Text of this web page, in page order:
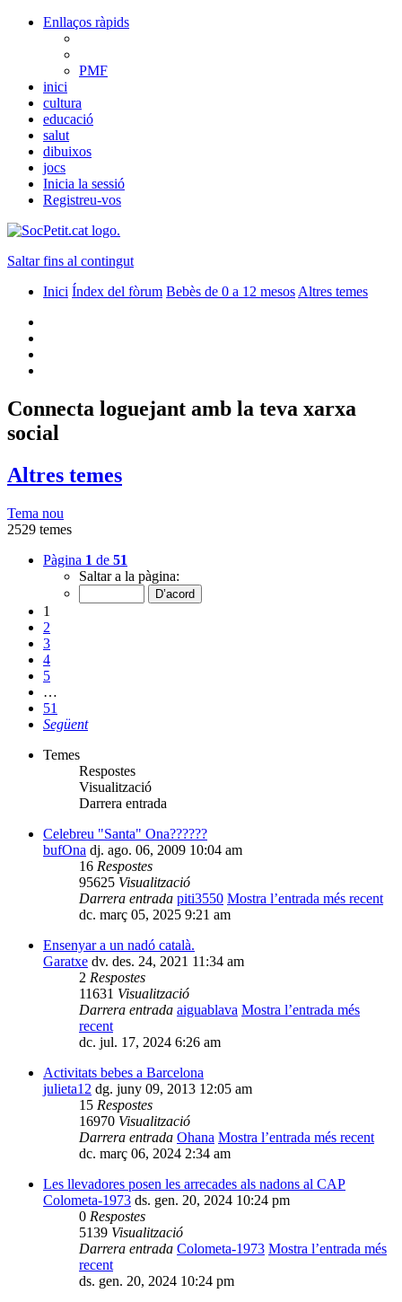
Enllaços ràpids
PMF
inici
cultura
educació
salut
dibuixos
jocs
Inicia la sessió
Registreu-vos
Saltar fins al contingut
Inici Índex del fòrum Bebès de 0 a 12 mesos Altres temes
Connecta loguejant amb la teva xarxa
social
Altres temes
Tema nou
2529 temes
Pàgina 1 de 51
Saltar a la pàgina:
1
2
3
4
5
…
51
Següent
Temes
Respostes
Visualització
Darrera entrada
Celebreu "Santa" Ona??????
bufOna dj. ago. 06, 2009 10:04 am
16 Respostes
95625 Visualització
Darrera entrada piti3550 Mostra l’entrada més recent
dc. març 05, 2025 9:21 am
Ensenyar a un nadó català.
Garatxe dv. des. 24, 2021 11:34 am
2 Respostes
11631 Visualització
Darrera entrada aiguablava Mostra l’entrada més
recent
dc. jul. 17, 2024 6:26 am
Activitats bebes a Barcelona
julieta12 dg. juny 09, 2013 12:05 am
15 Respostes
16970 Visualització
Darrera entrada Ohana Mostra l’entrada més recent
dc. març 06, 2024 2:34 am
Les llevadores posen les arrecades als nadons al CAP
Colometa-1973 ds. gen. 20, 2024 10:24 pm
0 Respostes
5139 Visualització
Darrera entrada Colometa-1973 Mostra l’entrada més
recent
ds. gen. 20, 2024 10:24 pm